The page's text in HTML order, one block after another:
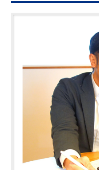
の登記申請を行います。登
謄本ができますので、これ
ちなみにこの「変更届」は
しなければならない事にな
なる書類は以下の通りです
部証明書）免許証書換交付
ため免許証の書換が必要と
等の従事先も変更となるの
個人の従事先も変更となる
忘れないようにしましょう
「遅滞なく」行わなければ
要です。変更の手続きは、
して変更申請をしなければ